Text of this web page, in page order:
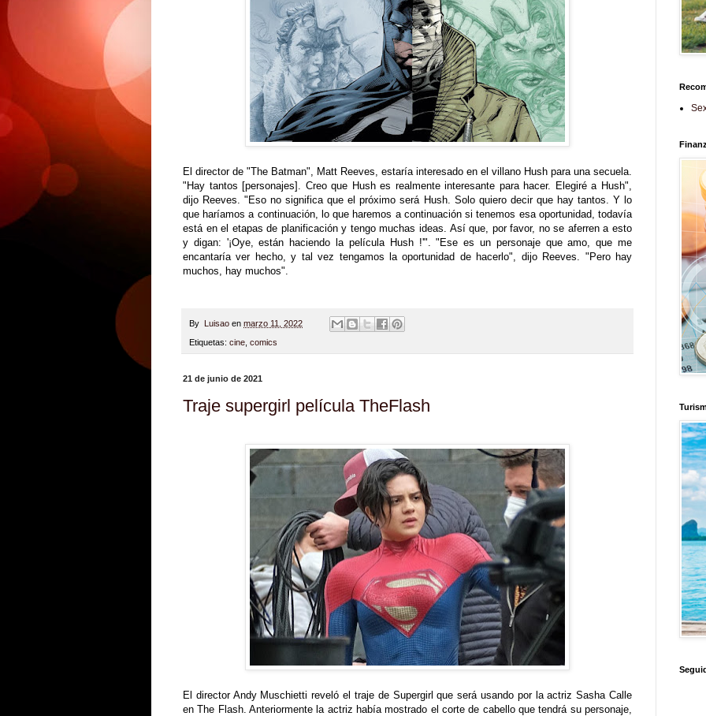
El director de "The Batman", Matt Reeves, estaría interesado en el villano Hush para una secuela.
"Hay tantos [personajes]. Creo que Hush es realmente interesante para hacer. Elegiré a Hush",
dijo Reeves. "Eso no significa que el próximo será Hush. Solo quiero decir que hay tantos. Y lo
que haríamos a continuación, lo que haremos a continuación si tenemos esa oportunidad, todavía
está en el etapas de planificación y tengo muchas ideas. Así que, por favor, no se aferren a esto
y digan: '¡Oye, están haciendo la película Hush !'". "Ese es un personaje que amo, que me
encantaría ver hecho, y tal vez tengamos la oportunidad de hacerlo", dijo Reeves. "Pero hay
muchos, hay muchos".
By Luisao en marzo 11, 2022
Etiquetas: cine comics
21 de junio de 2021
Traje supergirl película TheFlash
El director Andy Muschietti reveló el traje de Supergirl que será usando por la actriz Sasha Calle
en The Flash. Anteriormente la actriz había mostrado el corte de cabello que tendrá su personaje,